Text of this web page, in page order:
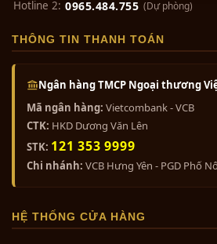
Hotline 2: 0965.484.755 (Dự phòng)
THÔNG TIN THANH TOÁN
Ngân hàng TMCP Ngoại thương
Mã ngân hàng: Vietcombank - VCB
CTK: HKD Dương Văn Lên
STK: 121 353 9999
Chi nhánh: VCB Hưng Yên - PGD Phố
HỆ THỐNG CỬA HÀNG